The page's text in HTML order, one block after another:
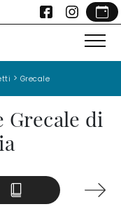
> Grecale
di